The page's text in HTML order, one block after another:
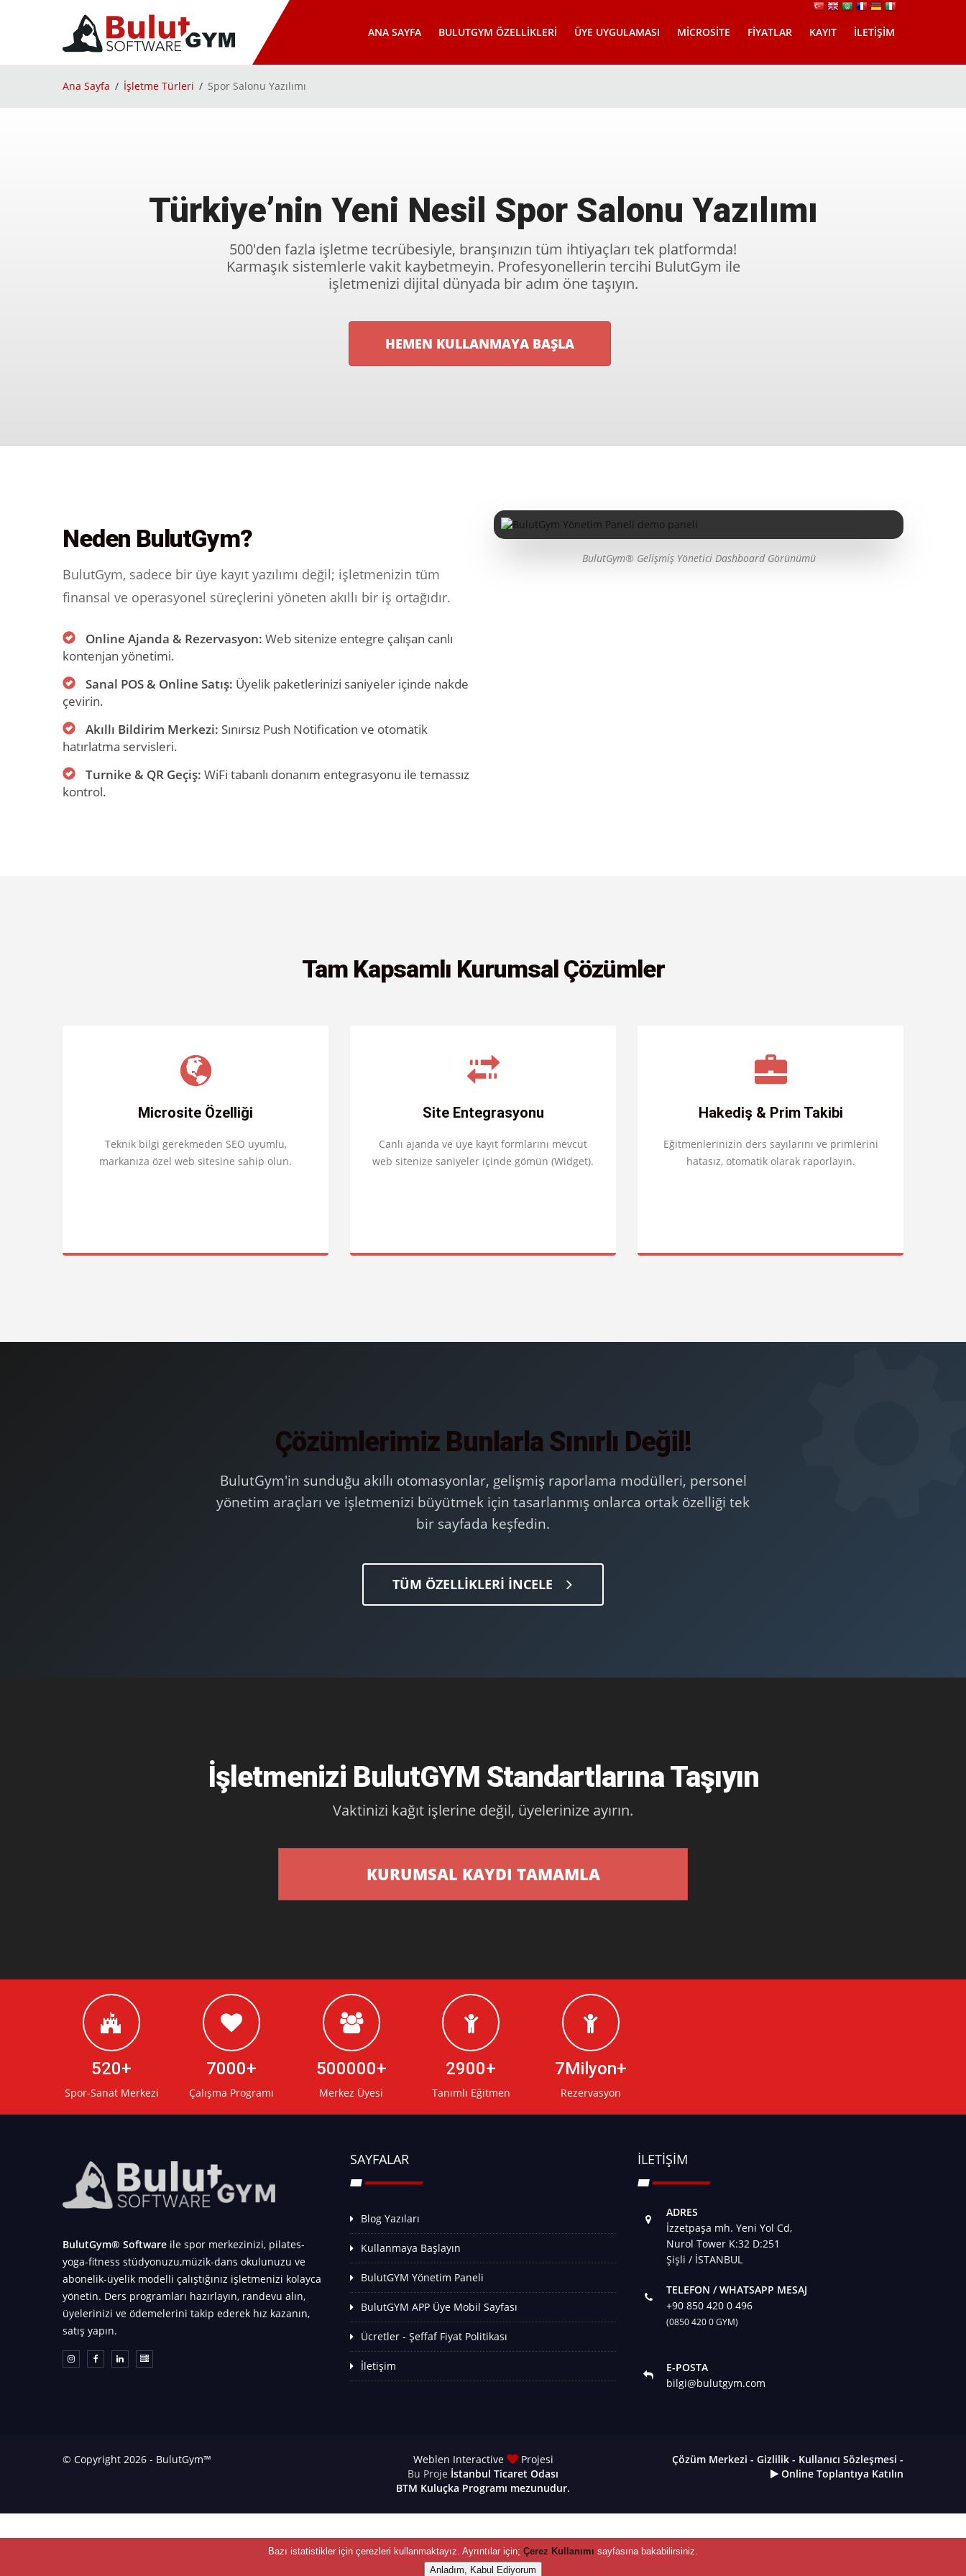
ANA SAYFA BULUTGYM ÖZELLIKLERI ÜYE UYGULAMASI MICROSITE FIYATLAR KAYIT İLETIŞIM
Ana Sayfa İşletme Türleri Spor Salonu Yazılımı
Türkiye’nin Yeni Nesil Spor Salonu Yazılımı
500'den fazla işletme tecrübesiyle, branşınızın tüm ihtiyaçları tek platformda!
Karmaşık sistemlerle vakit kaybetmeyin. Profesyonellerin tercihi BulutGym ile
işletmenizi dijital dünyada bir adım öne taşıyın.
HEMEN KULLANMAYA BAŞLA
Neden BulutGym?
BulutGym, sadece bir üye kayıt yazılımı değil; işletmenizin tüm
finansal ve operasyonel süreçlerini yöneten akıllı bir iş ortağıdır.
Online Ajanda & Rezervasyon: Web sitenize entegre çalışan canlı
kontenjan yönetimi.
Sanal POS & Online Satış: Üyelik paketlerinizi saniyeler içinde nakde
çevirin.
Akıllı Bildirim Merkezi: Sınırsız Push Notification ve otomatik
hatırlatma servisleri.
Turnike & QR Geçiş: WiFi tabanlı donanım entegrasyonu ile temassız
kontrol.
BulutGym® Gelişmiş Yönetici Dashboard Görünümü
Tam Kapsamlı Kurumsal Çözümler
Microsite Özelliği
Teknik bilgi gerekmeden SEO uyumlu,
markanıza özel web sitesine sahip olun.
Site Entegrasyonu
Canlı ajanda ve üye kayıt formlarını mevcut
web sitenize saniyeler içinde gömün (Widget).
Hakediş & Prim Takibi
Eğitmenlerinizin ders sayılarını ve primlerini
hatasız, otomatik olarak raporlayın.
Çözümlerimiz Bunlarla Sınırlı Değil!
BulutGym'in sunduğu akıllı otomasyonlar, gelişmiş raporlama modülleri, personel
yönetim araçları ve işletmenizi büyütmek için tasarlanmış onlarca ortak özelliği tek
bir sayfada keşfedin.
TÜM ÖZELLİKLERİ İNCELE
İşletmenizi BulutGYM Standartlarına Taşıyın
Vaktinizi kağıt işlerine değil, üyelerinize ayırın.
KURUMSAL KAYDI TAMAMLA
520
Spor-Sanat Merkezi
7000
Çalışma Programı
500000
Merkez Üyesi
2900
Tanımlı Eğitmen
7Milyon
Rezervasyon
BulutGym® Software ile spor merkezinizi, pilates-
yoga-fitness stüdyonuzu,müzik-dans okulunuzu ve
abonelik-üyelik modelli çalıştığınız işletmenizi kolayca
yönetin. Ders programları hazırlayın, randevu alın,
üyelerinizi ve ödemelerini takip ederek hız kazanın,
satış yapın.
SAYFALAR
Blog Yazıları
Kullanmaya Başlayın
BulutGYM Yönetim Paneli
BulutGYM APP Üye Mobil Sayfası
Ücretler - Şeffaf Fiyat Politikası
İletişim
İLETIŞIM
ADRES
İzzetpaşa mh. Yeni Yol Cd,
Nurol Tower K:32 D:251
Şişli / İSTANBUL
TELEFON / WHATSAPP MESAJ
+90 850 420 0 496
(0850 420 0 GYM)
E-POSTA
bilgi@bulutgym.com
© Copyright 2026 - BulutGym™ Weblen Interactive
Projesi
Bu Proje İstanbul Ticaret Odası
BTM Kuluçka Programı mezunudur.
Çözüm Merkezi - Gizlilik - Kullanıcı Sözleşmesi -
Online Toplantıya Katılın
Bazı istatistikler için çerezleri kullanmaktayız. Ayrıntılar için; Çerez Kullanımı sayfasına bakabilirsiniz.